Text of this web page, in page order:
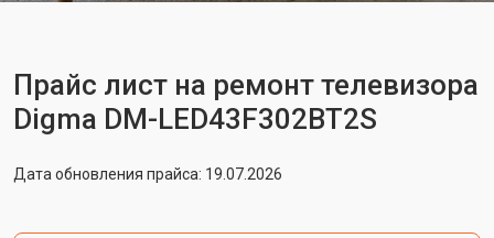
Прайс лист на ремонт телевизора
Digma DM-LED43F302BT2S
Дата обновления прайса: 19.07.2026